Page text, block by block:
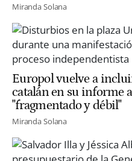
Miranda Solana
Europol vuelve a
catalán en su informe
"fragmentado y débil"
Miranda Solana